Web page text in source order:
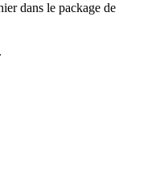
dans le package de